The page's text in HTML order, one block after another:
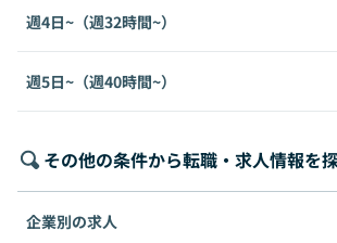
週4日~（週32時間~）
週5日~（週40時間~）
その他の条件から転職・求人情報を
企業別の求人